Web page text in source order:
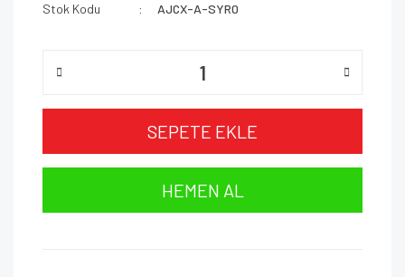
Stok Kodu
AJCX-A-SYR0
SEPETE EKLE
HEMEN AL